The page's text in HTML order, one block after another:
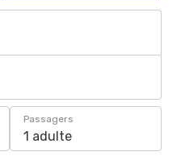
Passagers
1 adulte